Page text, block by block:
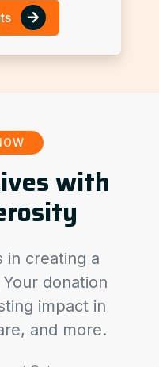
with
in creating a
donation
impact in
and more.